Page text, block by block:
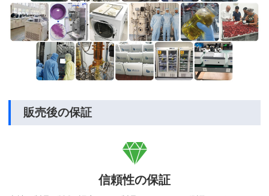
販売後の保証

信頼性の保証